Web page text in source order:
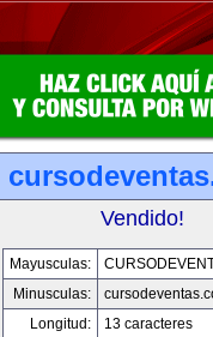
Vendido!
Mayusculas:
Minusculas:
Longitud:
13 caracteres